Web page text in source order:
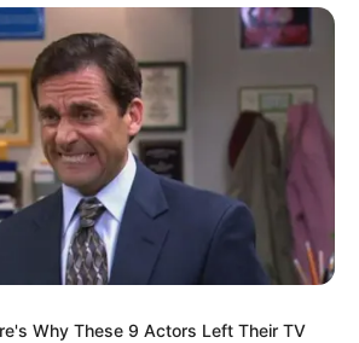
sugar baby memiliki bentuk
yang lain, cocok untuk
Why These 9 Actors Left Their TV